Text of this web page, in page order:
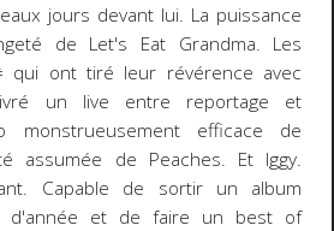
jours devant lui. La puissance
de Let's Eat Grandma. Les
qui ont tiré leur révérence avec
un live entre reportage et
monstrueusement efficace de
assumée de Peaches. Et Iggy.
Capable de sortir un album
d'année et de faire un best of